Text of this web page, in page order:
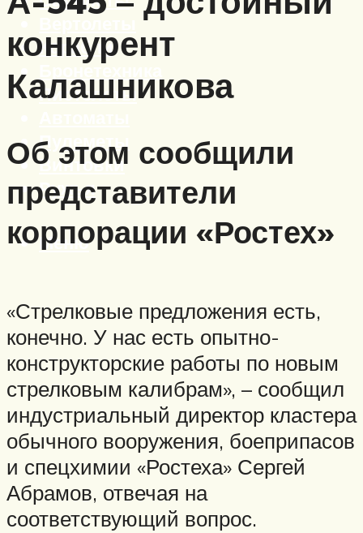
Корабли
Бронетехника
Пистолеты
Пулеметы
Винтовки
Ружья
Меню
конкурент
Калашникова
Об этом сообщили
представители
корпорации «Ростех»
«Стрелковые предложения есть,
конечно. У нас есть опытно-
конструкторские работы по новым
стрелковым калибрам», – сообщил
индустриальный директор кластера
обычного вооружения, боеприпасов
и спецхимии «Ростеха» Сергей
Абрамов, отвечая на
соответствующий вопрос.